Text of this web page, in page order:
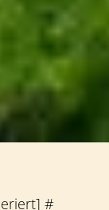
#